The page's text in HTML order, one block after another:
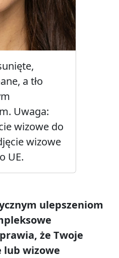
a tło
Uwaga:
wizowe do
wizowe
UE.
ulepszeniom
że Twoje
lub wizowe